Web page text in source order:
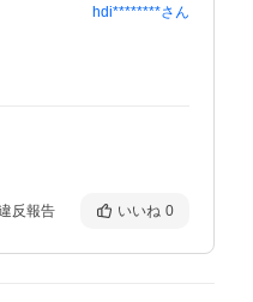
hdi********さん
反報告 いいね 0